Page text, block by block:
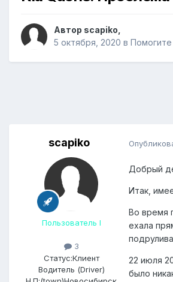
Автор scapiko
5 октября, 2020 в
scapiko
Пользователь I
3
Статус:Клиент
Водитель (Driver)
Добрый
Итак,
Во время
ехала
22 июля
было